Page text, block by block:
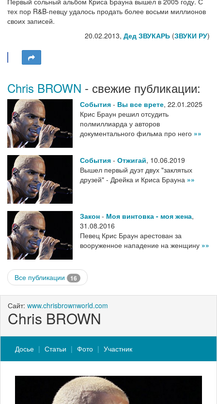
тех пор R&B-певцу удалось продать более восьми миллионов
своих записей.
20.02.2013, Дед ЗВУКАРЬ (ЗВУКИ РУ)
Chris BROWN - свежие публикации:
События - Вы все врете, 22.01.2025
Крис Браун решил отсудить
полмиллиарда у авторов
документального фильма про него »»
События - Отжигай, 10.06.2019
Вышел первый дуэт двух "заклятых
друзей" - Дрейка и Криса Брауна »»
Закон - Моя винтовка - моя жена,
31.08.2016
Певец Крис Браун арестован за
вооруженное нападение на женщину »»
Все публикации 16
Сайт: www.chrisbrownworld.com
Chris BROWN
Досье Статьи Фото Участник